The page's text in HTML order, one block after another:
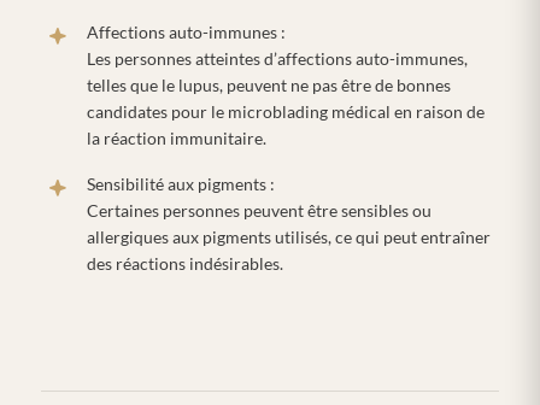
Affections auto-immunes :
Les personnes atteintes d’affections auto-immunes,
telles que le lupus, peuvent ne pas être de bonnes
candidates pour le microblading médical en raison de
la réaction immunitaire.
Sensibilité aux pigments :
Certaines personnes peuvent être sensibles ou
allergiques aux pigments utilisés, ce qui peut entraîner
des réactions indésirables.